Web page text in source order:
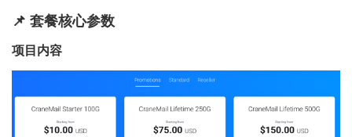
📌 套餐核心参数
项目内容